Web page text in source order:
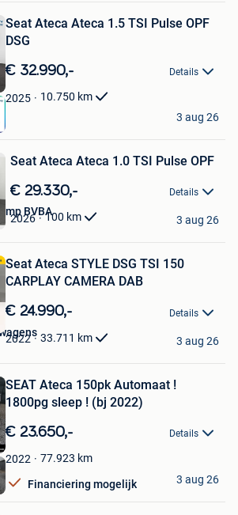
Seat Ateca Ateca 1.5 TSI Pulse OPF
DSG
€ 32.990,- Details
2025 10.750 km
3 aug 26
Seat Ateca Ateca 1.0 TSI Pulse OPF
€ 29.330,- Details
2026 100 km
BVBA
3 aug 26
Seat Ateca STYLE DSG TSI 150
CARPLAY CAMERA DAB
€ 24.990,- Details
2022 33.711 km 3 aug 26
SEAT Ateca 150pk Automaat !
1800pg sleep ! (bj 2022)
€ 23.650,- Details
2022 77.923 km
Financiering mogelijk 3 aug 26